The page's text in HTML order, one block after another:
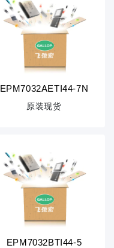
EPM7032AETI44-7N
原装现货
EPM7032BTI44-5